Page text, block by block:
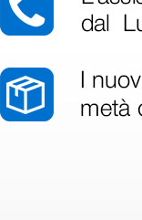
ulteriori
che hanno già